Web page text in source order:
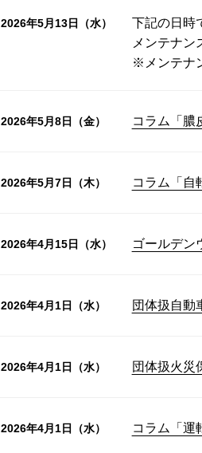
2026年5月13日（水）
下記の日時
メンテナン
※メンテナ
2026年5月8日（金） コラム「膿
2026年5月7日（木） コラム「自
2026年4月15日（水） ゴールデン
2026年4月1日（水） 団体扱自
2026年4月1日（水） 団体扱火
2026年4月1日（水） コラム「運